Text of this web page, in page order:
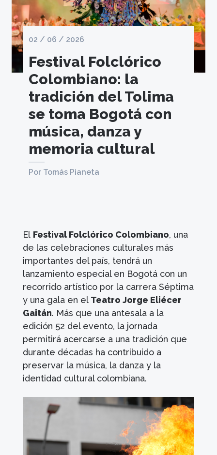
02 / 06 / 2026
Festival Folclórico
Colombiano: la
tradición del Tolima
se toma Bogotá con
música, danza y
memoria cultural
Por Tomás Pianeta
El Festival Folclórico Colombiano, una
de las celebraciones culturales más
importantes del país, tendrá un
lanzamiento especial en Bogotá con un
recorrido artístico por la carrera Séptima
y una gala en el Teatro Jorge Eliécer
Gaitán. Más que una antesala a la
edición 52 del evento, la jornada
permitirá acercarse a una tradición que
durante décadas ha contribuido a
preservar la música, la danza y la
identidad cultural colombiana.